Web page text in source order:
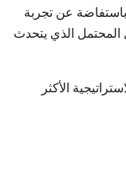
باستفاضة عن تجربة
المحتمل الذي يتحدث
الأكثر